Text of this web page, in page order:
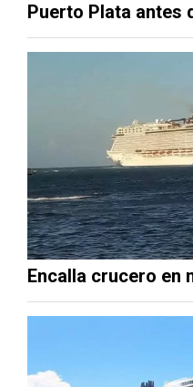
Puerto Plata antes
Encalla crucero en